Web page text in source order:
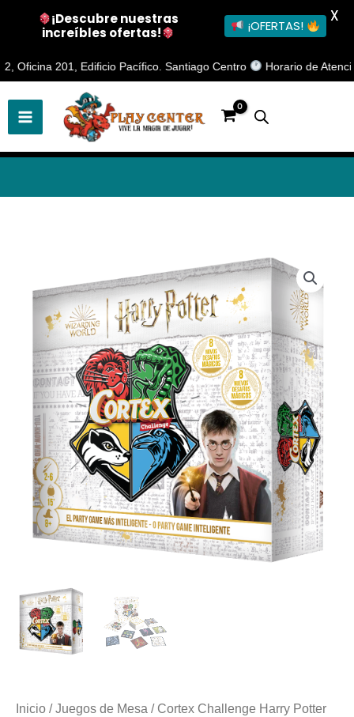
201, Edificio Pacífico. Santiago Centro Horario de Atención:
Ir
al
contenido
Inicio /Juegos de Mesa / Cortex Challenge Harry Potter
¡Descubre nuestras
increíbles ofertas!
¡OFERTAS!
X